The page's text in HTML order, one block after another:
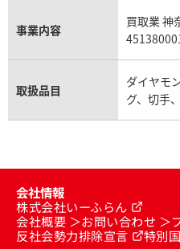
事業内容
買取業 神
取扱品目
ダイヤモ
グ、切手
会社情報
株式会社いーふらん
会社概要
お問い合わせ
反社会勢力排除宣言
特別